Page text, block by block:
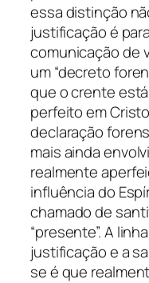
essa distinção
justificação é
comunicação de
um “decreto
que o crente
perfeito em
declaração
mais ainda
realmente
influência do
chamado de
“presente”. A
justificação e a
se é que